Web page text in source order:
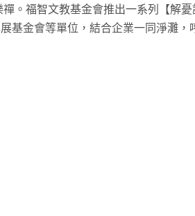
。福智文教基金會推出一系列【解
基金會等單位，結合企業一同淨灘，